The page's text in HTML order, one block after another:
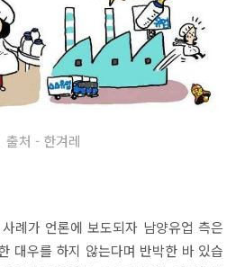
출처 - 한겨레
례가 언론에 보도되자 남양유업 측은
대우를 하지 않는다며 반박한 바 있습